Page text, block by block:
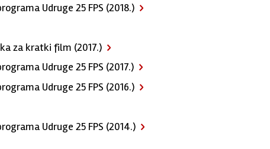
Udruge 25 FPS (2018.)
za kratki film (2017.)
Udruge 25 FPS (2017.)
Udruge 25 FPS (2016.)
Udruge 25 FPS (2014.)